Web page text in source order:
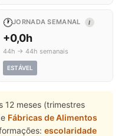
🕐JORNADA SEMANAL I
+0,0h
44h → 44h semanais
ESTÁVEL
12 meses (trimestres
Fábricas de Alimentos
escolaridade